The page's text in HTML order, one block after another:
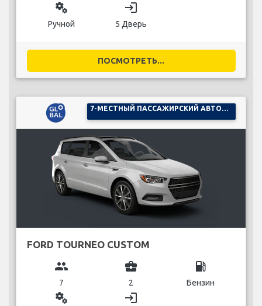
miscellaneous_services
Ручной
login
5 Дверь
ПОСМОТРЕТЬ...
FORD TOURNEO CUSTOM
group
7
business_center
2
local_gas_station
Бензин
miscellaneous_services login